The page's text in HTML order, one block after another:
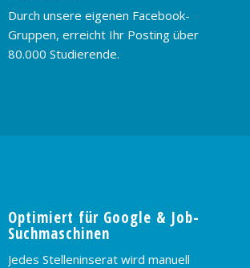
BUCHUNG KONTAKT
Durch unsere eigenen Facebook-
Gruppen, erreicht Ihr Posting über
80.000 Studierende.
Optimiert für Google & Job-
Suchmaschinen
Jedes Stelleninserat wird manuell